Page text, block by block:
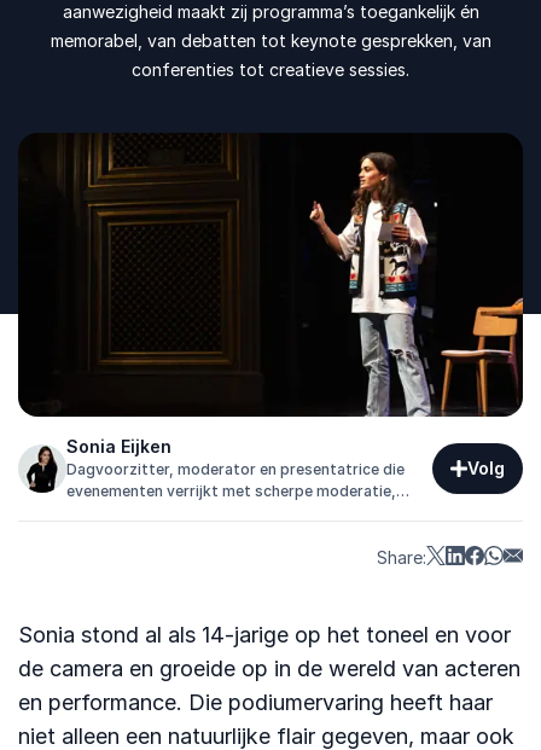
aanwezigheid maakt zij programma’s toegankelijk én
memorabel, van debatten tot keynote gesprekken, van
conferenties tot creatieve sessies.
Sonia Eijken
Dagvoorzitter, moderator en presentatrice die
evenementen verrijkt met scherpe moderatie,
Volg
Share:
Sonia stond al als 14-jarige op het toneel en voor
de camera en groeide op in de wereld van acteren
en performance. Die podiumervaring heeft haar
niet alleen een natuurlijke flair gegeven, maar ook